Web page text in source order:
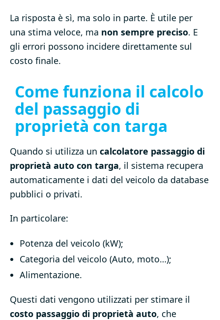
La risposta è sì, ma solo in parte. È utile per
una stima veloce, ma non sempre preciso. E
gli errori possono incidere direttamente sul
costo finale.
Come funziona il calcolo
del passaggio di
proprietà con targa
Quando si utilizza un calcolatore passaggio di
proprietà auto con targa, il sistema recupera
automaticamente i dati del veicolo da database
pubblici o privati.
In particolare:
Potenza del veicolo (kW);
Categoria del veicolo (Auto, moto…);
Alimentazione.
Questi dati vengono utilizzati per stimare il
costo passaggio di proprietà auto, che